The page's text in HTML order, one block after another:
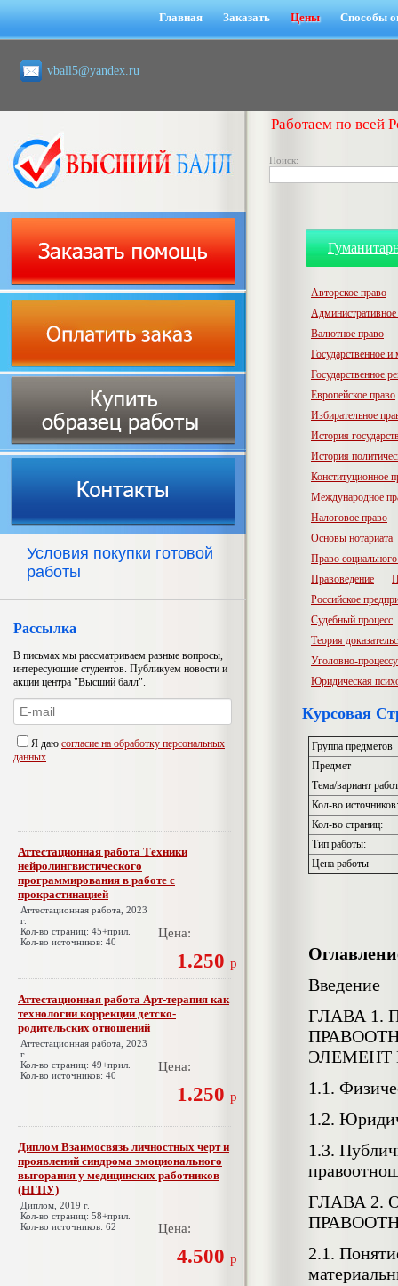
Главная Заказать Цены Способы
vball5@yandex.ru
Работаем по всей
Поиск:
Условия покупки готовой
работы
Рассылка
В письмах мы рассматриваем разные вопросы,
интересующие студентов. Публикуем новости и
акции центра "Высший балл".
Я даю согласие на обработку персональных
данных
Аттестационная работа Техники
нейролингвистического
программирования в работе с
прокрастинацией
Аттестационная работа, 2023
г.
Кол-во страниц: 45+прил.
Кол-во источников: 40
Цена:
1.250 р
Аттестационная работа Арт-терапия как
технологии коррекции детско-
родительских отношений
Аттестационная работа, 2023
г.
Кол-во страниц: 49+прил.
Кол-во источников: 40
Цена:
1.250 р
Диплом Взаимосвязь личностных черт и
проявлений синдрома эмоционального
выгорания у медицинских работников
(НГПУ)
Диплом, 2019 г.
Кол-во страниц: 58+прил.
Кол-во источников: 62
Цена:
4.500 р
Авторское право
Административное
Валютное право
Государственное
Государственное
Европейское право
Избирательное
История
История
Конституционное
Международное
Налоговое право
Основы нотариата
Право
Правоведение
Российское
Судебный процесс
Теория
Уголовно-
Юридическая
Курсовая
Группа предметов
Предмет
Тема/вариант
Кол-во источников:
Кол-во страниц:
Тип работы:
Цена работы
Введение
ГЛАВА 1.
ЭЛЕМЕНТ
1.1.
1.2.
1.3.
ГЛАВА 2.
2.1.